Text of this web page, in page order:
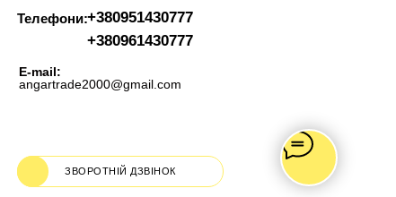
Телефони:
E-mail:
angartrade2000@gmail.com
ЗВОРОТНІЙ ДЗВІНОК
+380951430777
+380961430777